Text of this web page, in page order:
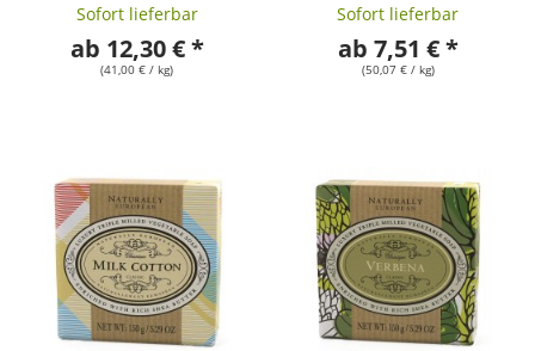
Sofort lieferbar
ab 12,30 € *
(41,00 € / kg)
Sofort lieferbar
ab 7,51 € *
(50,07 € / kg)